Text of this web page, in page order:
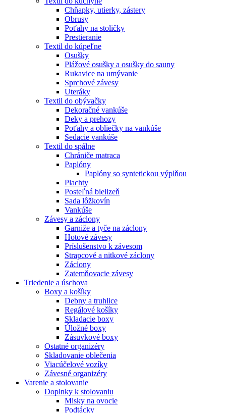
Chňapky, utierky, zástery
Obrusy
Poťahy na stoličky
Prestieranie
Textil do kúpeľne
Osušky
Plážové osušky a osušky do sauny
Rukavice na umývanie
Sprchové závesy
Uteráky
Textil do obývačky
Dekoračné vankúše
Deky a prehozy
Poťahy a obliečky na vankúše
Sedacie vankúše
Textil do spálne
Chrániče matraca
Paplóny
Paplóny so syntetickou výplňou
Plachty
Posteľná bielizeň
Sada lôžkovín
Vankúše
Závesy a záclony
Garniže a tyče na záclony
Hotové závesy
Príslušenstvo k závesom
Strapcové a nitkové záclony
Záclony
Zatemňovacie závesy
Triedenie a úschova
Boxy a košíky
Debny a truhlice
Regálové košíky
Skladacie boxy
Úložné boxy
Zásuvkové boxy
Ostatné organizéry
Skladovanie oblečenia
Viacúčelové vozíky
Závesné organizéry
Varenie a stolovanie
Doplnky k stolovaniu
Misky na ovocie
Podtácky